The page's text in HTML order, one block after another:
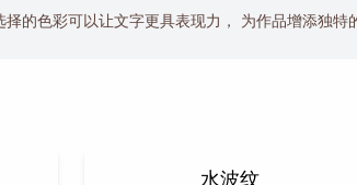
的色彩可以让文字更具表现力， 为作品增添独特
水波纹